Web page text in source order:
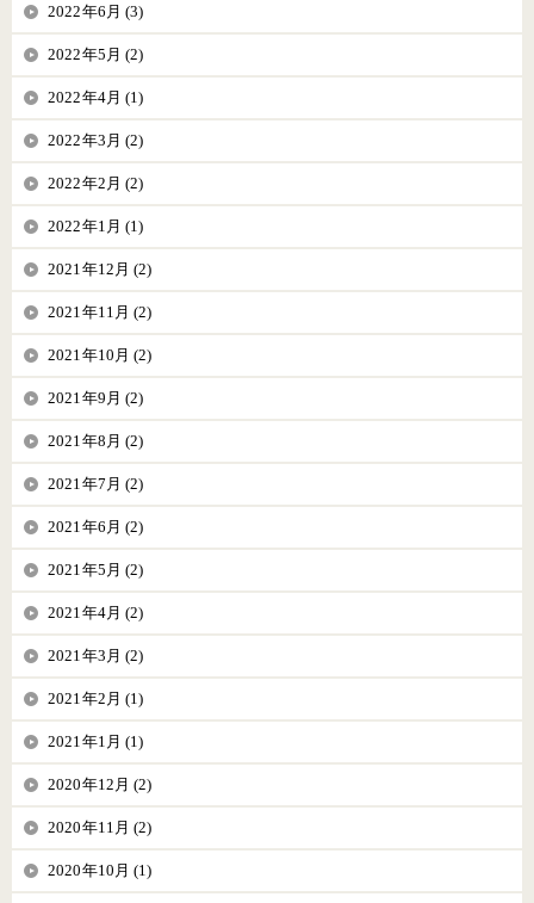
2022年6月 (3)
2022年5月 (2)
2022年4月 (1)
2022年3月 (2)
2022年2月 (2)
2022年1月 (1)
2021年12月 (2)
2021年11月 (2)
2021年10月 (2)
2021年9月 (2)
2021年8月 (2)
2021年7月 (2)
2021年6月 (2)
2021年5月 (2)
2021年4月 (2)
2021年3月 (2)
2021年2月 (1)
2021年1月 (1)
2020年12月 (2)
2020年11月 (2)
2020年10月 (1)